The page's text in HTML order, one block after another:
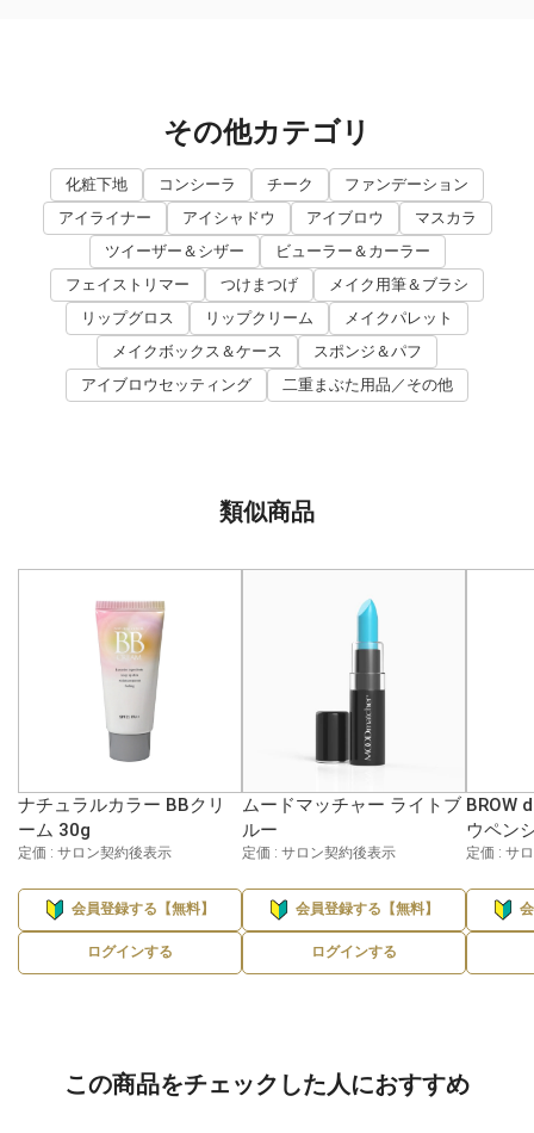
その他カテゴリ
化粧下地 コンシーラ チーク
ファンデーション
アイライナー
アイシャドウ アイブロウ
マスカラ
ツイーザー＆シザー
ビューラー＆カーラー
フェイストリマー
つけまつげ
メイク用筆＆ブラシ
リップグロス
リップクリーム
メイクパレット
メイクボックス＆ケース
スポンジ＆パフ
アイブロウセッティング
二重まぶた用品／その他
類似商品
ナチュラルカラー BBクリ
ーム 30g
定価 : サロン契約後表示
会員登録する【無料】
ログインする
ムードマッチャー ライトブ
ルー
定価 : サロン契約後表示
会員登録する【無料】
ログインする
BROW
ウペン
定価 : サ
この商品をチェックした人におすすめ